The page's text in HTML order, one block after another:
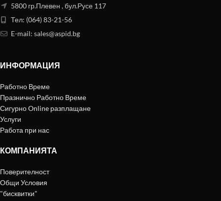
5800 гр.Плевен , бул.Русе 117
Тел: (064) 83-21-56
E-mail: sales@aspid.bg
ИНФОРМАЦИЯ
Работно Време
Празнично Работно Време
Сигурно Online разплащане
Услуги
Работа при нас
КОМПАНИЯТА
Поверителност
Общи Условия
"бисквитки"